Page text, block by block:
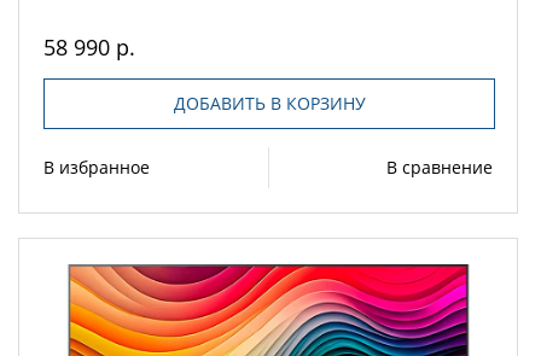
58 990 р.
ДОБАВИТЬ В КОРЗИНУ
В избранное В сравнение